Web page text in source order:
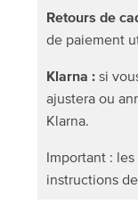
Retours de
de paiement
Klarna : si
ajustera ou
Klarna.
Important :
instructions